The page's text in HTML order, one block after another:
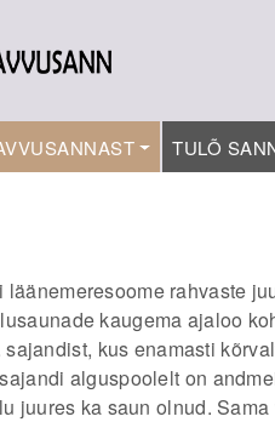
TULÕ
rahvaste
kaugema ajaloo
kus enamasti
alguspoolelt on
juures ka saun olnud.